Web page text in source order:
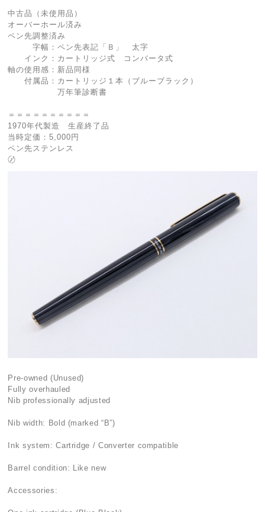
中古品（未使用品）
オーバーホール済み
ペン先調整済み
字幅：ペン先表記「Ｂ」 太字
インク：カートリッジ式 コンバータ式
軸の使用感：新品同様
付属品：カートリッジ１本（ブルーブラック）
万年筆診断書
＝＝＝＝＝＝＝＝＝＝
1970年代製造 生産終了品
当時定価：5,000円
ペン先ステンレス
〄
Pre-owned (Unused)
Fully overhauled
Nib professionally adjusted
Nib width: Bold (marked “B”)
Ink system: Cartridge / Converter compatible
Barrel condition: Like new
Accessories: